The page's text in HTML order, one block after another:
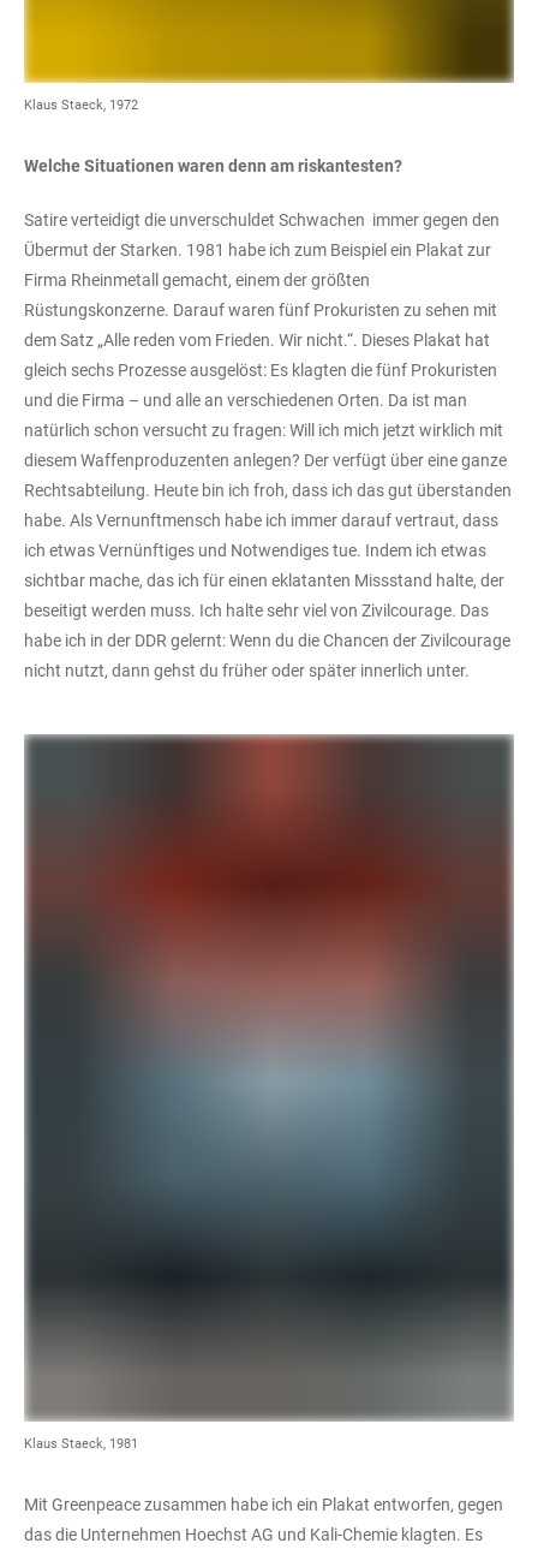
Klaus Staeck, 1972
Welche Situationen waren denn am riskantesten?
Satire verteidigt die unverschuldet Schwachen immer gegen den
Übermut der Starken. 1981 habe ich zum Beispiel ein Plakat zur
Firma Rheinmetall gemacht, einem der größten
Rüstungskonzerne. Darauf waren fünf Prokuristen zu sehen mit
dem Satz „Alle reden vom Frieden. Wir nicht.“. Dieses Plakat hat
gleich sechs Prozesse ausgelöst: Es klagten die fünf Prokuristen
und die Firma – und alle an verschiedenen Orten. Da ist man
natürlich schon versucht zu fragen: Will ich mich jetzt wirklich mit
diesem Waffenproduzenten anlegen? Der verfügt über eine ganze
Rechtsabteilung. Heute bin ich froh, dass ich das gut überstanden
habe. Als Vernunftmensch habe ich immer darauf vertraut, dass
ich etwas Vernünftiges und Notwendiges tue. Indem ich etwas
sichtbar mache, das ich für einen eklatanten Missstand halte, der
beseitigt werden muss. Ich halte sehr viel von Zivilcourage. Das
habe ich in der DDR gelernt: Wenn du die Chancen der Zivilcourage
nicht nutzt, dann gehst du früher oder später innerlich unter.
Klaus Staeck, 1981
Mit Greenpeace zusammen habe ich ein Plakat entworfen, gegen
das die Unternehmen Hoechst AG und Kali-Chemie klagten. Es